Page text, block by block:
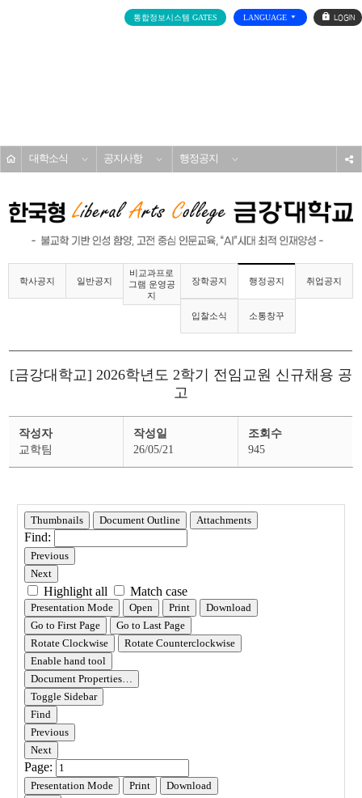
통합정보시스템 GATES LANGUAGE
로
그
대학소식 공지사항 행정공지
학사공지 일반공지
비교과프로
그램 운영공
지
장학공지 행정공지 취업공지
입찰소식 소통창꾸
상
[금강대학교] 2026학년도 2학기 전임교원 신규채용 공
고
작성자
교학팀
작성일
26/05/21
조회수
945